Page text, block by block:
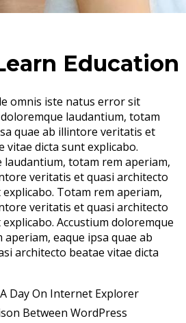
Education
omnis iste natus error sit
laudantium, totam
quae ab illintore veritatis et
vitae dicta sunt explicabo.
laudantium, totam rem aperiam,
veritatis et quasi architecto
Totam rem aperiam,
veritatis et quasi architecto
Accustium doloremque
eaque ipsa quae ab
architecto beatae vitae dicta
Day On Internet Explorer
Between WordPress